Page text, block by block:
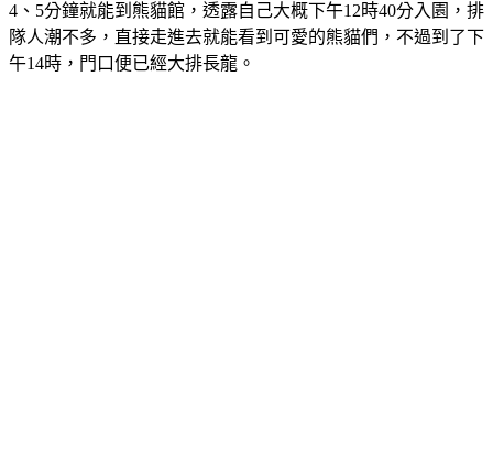
4、5分鐘就能到熊貓館，透露自己大概下午12時40分入園，排
隊人潮不多，直接走進去就能看到可愛的熊貓們，不過到了下
午14時，門口便已經大排長龍。